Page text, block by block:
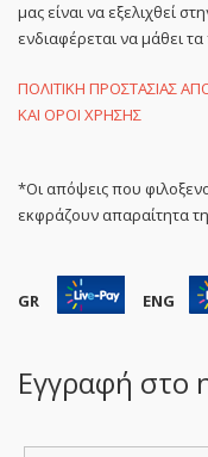
μας είναι να εξελιχθεί
ενδιαφέρεται να μάθει
ΠΟΛΙΤΙΚΗ ΠΡΟΣΤΑΣΙΑΣ
ΚΑΙ ΟΡΟΙ ΧΡΗΣΗΣ
*Οι απόψεις που
εκφράζουν απαραίτητα
GR ENG
Εγγραφή στο